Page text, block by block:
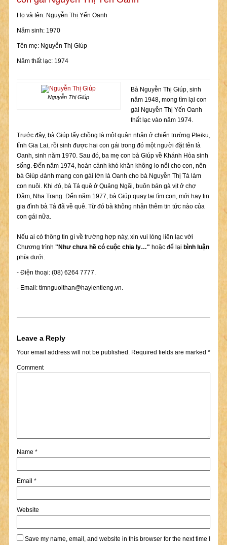
Họ và tên: Nguyễn Thị Yến Oanh
Năm sinh: 1970
Tên mẹ: Nguyễn Thị Giúp
Năm thất lạc: 1974
Nguyễn Thị Giúp
Bà Nguyễn Thị Giúp, sinh
năm 1948, mong tìm lại con
gái Nguyễn Thị Yến Oanh
thất lạc vào năm 1974.
Trước đây, bà Giúp lấy chồng là một quân nhân ở chiến trường Pleiku,
tỉnh Gia Lai, rồi sinh được hai con gái trong đó một người đặt tên là
Oanh, sinh năm 1970. Sau đó, ba mẹ con bà Giúp về Khánh Hòa sinh
sống. Đến năm 1974, hoàn cảnh khó khăn không lo nổi cho con, nên
bà Giúp đành mang con gái lớn là Oanh cho bà Nguyễn Thị Tá làm
con nuôi. Khi đó, bà Tá quê ở Quảng Ngãi, buôn bán gà vịt ở chợ
Đầm, Nha Trang. Đến năm 1977, bà Giúp quay lại tìm con, mới hay tin
gia đình bà Tá đã về quê. Từ đó bà không nhận thêm tin tức nào của
con gái nữa.
Nếu ai có thông tin gì về trường hợp này, xin vui lòng liên lạc với
Chương trình "Như chưa hề có cuộc chia ly…" hoặc để lại bình luận
phía dưới.
- Điện thoại: (08) 6264 7777.
- Email: timnguoithan@haylentieng.vn.
Leave a Reply
Your email address will not be published.Required fields are marked *
Comment
Name *
Email *
Website
Save my name, email, and website in this browser for the next time I